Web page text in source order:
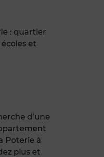
: quartier
et
d’une
Poterie à
plus et